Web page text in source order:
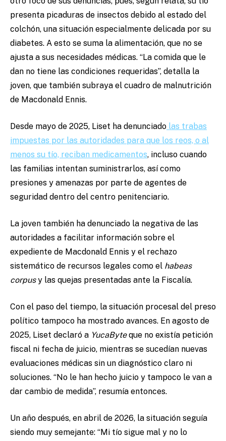
presenta picaduras de insectos debido al estado del
colchón, una situación especialmente delicada por su
diabetes. A esto se suma la alimentación, que no se
ajusta a sus necesidades médicas. “La comida que le
dan no tiene las condiciones requeridas”, detalla la
joven, que también subraya el cuadro de malnutrición
de Macdonald Ennis.
Desde mayo de 2025, Liset ha denunciado las trabas
impuestas por las autoridades para que los reos, o al
menos su tío, reciban medicamentos, incluso cuando
las familias intentan suministrarlos, así como
presiones y amenazas por parte de agentes de
seguridad dentro del centro penitenciario.
La joven también ha denunciado la negativa de las
autoridades a facilitar información sobre el
expediente de Macdonald Ennis y el rechazo
sistemático de recursos legales como el habeas
corpusy las quejas presentadas ante la Fiscalía.
Con el paso del tiempo, la situación procesal del preso
político tampoco ha mostrado avances. En agosto de
2025, Liset declaró a YucaByteque no existía petición
fiscal ni fecha de juicio, mientras se sucedían nuevas
evaluaciones médicas sin un diagnóstico claro ni
soluciones. “No le han hecho juicio y tampoco le van a
dar cambio de medida”, resumía entonces.
Un año después, en abril de 2026, la situación seguía
siendo muy semejante: “Mi tío sigue mal y no lo